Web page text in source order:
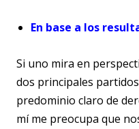
En base a los
Si uno mira en
dos principales
predominio claro de
mí me preocupa que